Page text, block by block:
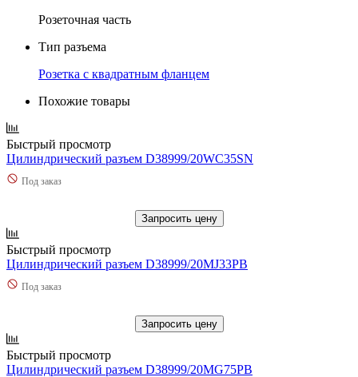
Розеточная часть
Тип разъема
Розетка с квадратным фланцем
Похожие товары
Быстрый просмотр
Цилиндрический разъем D38999/20WC35SN
Под заказ
Запросить цену
Быстрый просмотр
Цилиндрический разъем D38999/20MJ33PB
Под заказ
Запросить цену
Быстрый просмотр
Цилиндрический разъем D38999/20MG75PB